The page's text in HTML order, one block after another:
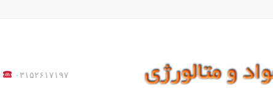
۰۳۱۵۲۶۱۷۱۹۷